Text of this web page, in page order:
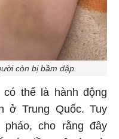
còn bị bầm dập.
thể là hành động
ở Trung Quốc. Tuy
cho rằng đây